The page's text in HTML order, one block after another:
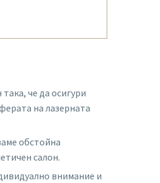
че да осигури
на лазерната
обстойна
салон.
внимание и